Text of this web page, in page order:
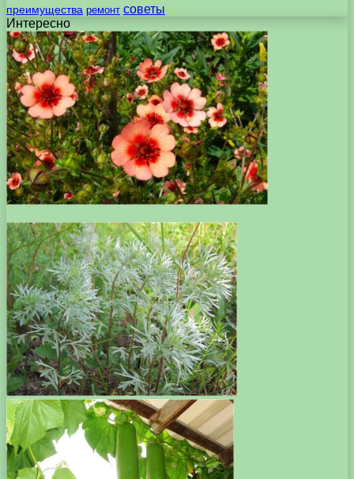
преимущества ремонт советы
Интересно